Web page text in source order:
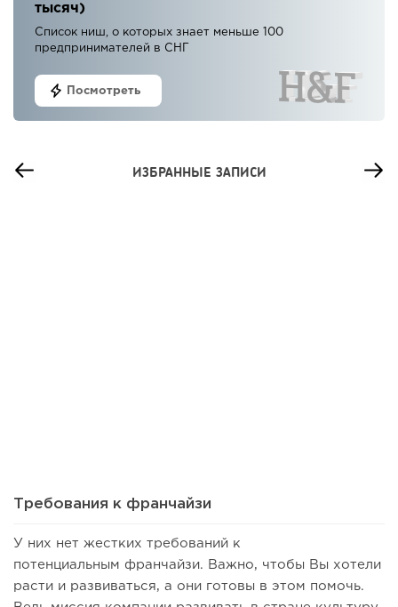
тысяч)
Список ниш, о которых знает меньше 100
предпринимателей в СНГ
Посмотреть
ИЗБРАННЫЕ ЗАПИСИ
Требования к франчайзи
У них нет жестких требований к
потенциальным франчайзи. Важно, чтобы Вы хотели
расти и развиваться, а они готовы в этом помочь.